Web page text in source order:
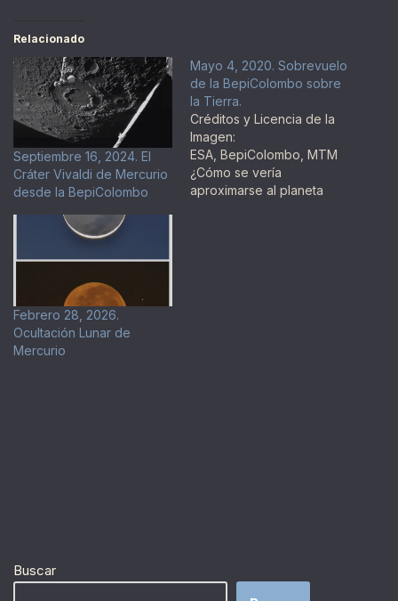
Relacionado
Septiembre 16, 2024. El
Cráter Vivaldi de Mercurio
desde la BepiColombo
Mayo 4, 2020. Sobrevuelo
de la BepiColombo sobre
la Tierra.
Créditos y Licencia de la
Imagen:
ESA, BepiColombo, MTM
¿Cómo se vería
aproximarse al planeta
Febrero 28, 2026.
Ocultación Lunar de
Mercurio
Buscar